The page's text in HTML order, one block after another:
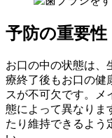
予防の重要性
お口の中の状態は、
療終了後もお口の健
スが不可欠です。メ
態によって異なりま
たり維持できるよう